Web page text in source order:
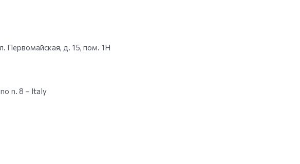
Первомайская, д. 15, пом. 1Н
n. 8 – Italy